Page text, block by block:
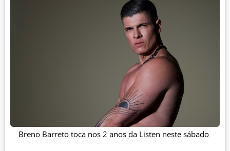
Breno Barreto toca nos 2 anos da Listen neste sábado